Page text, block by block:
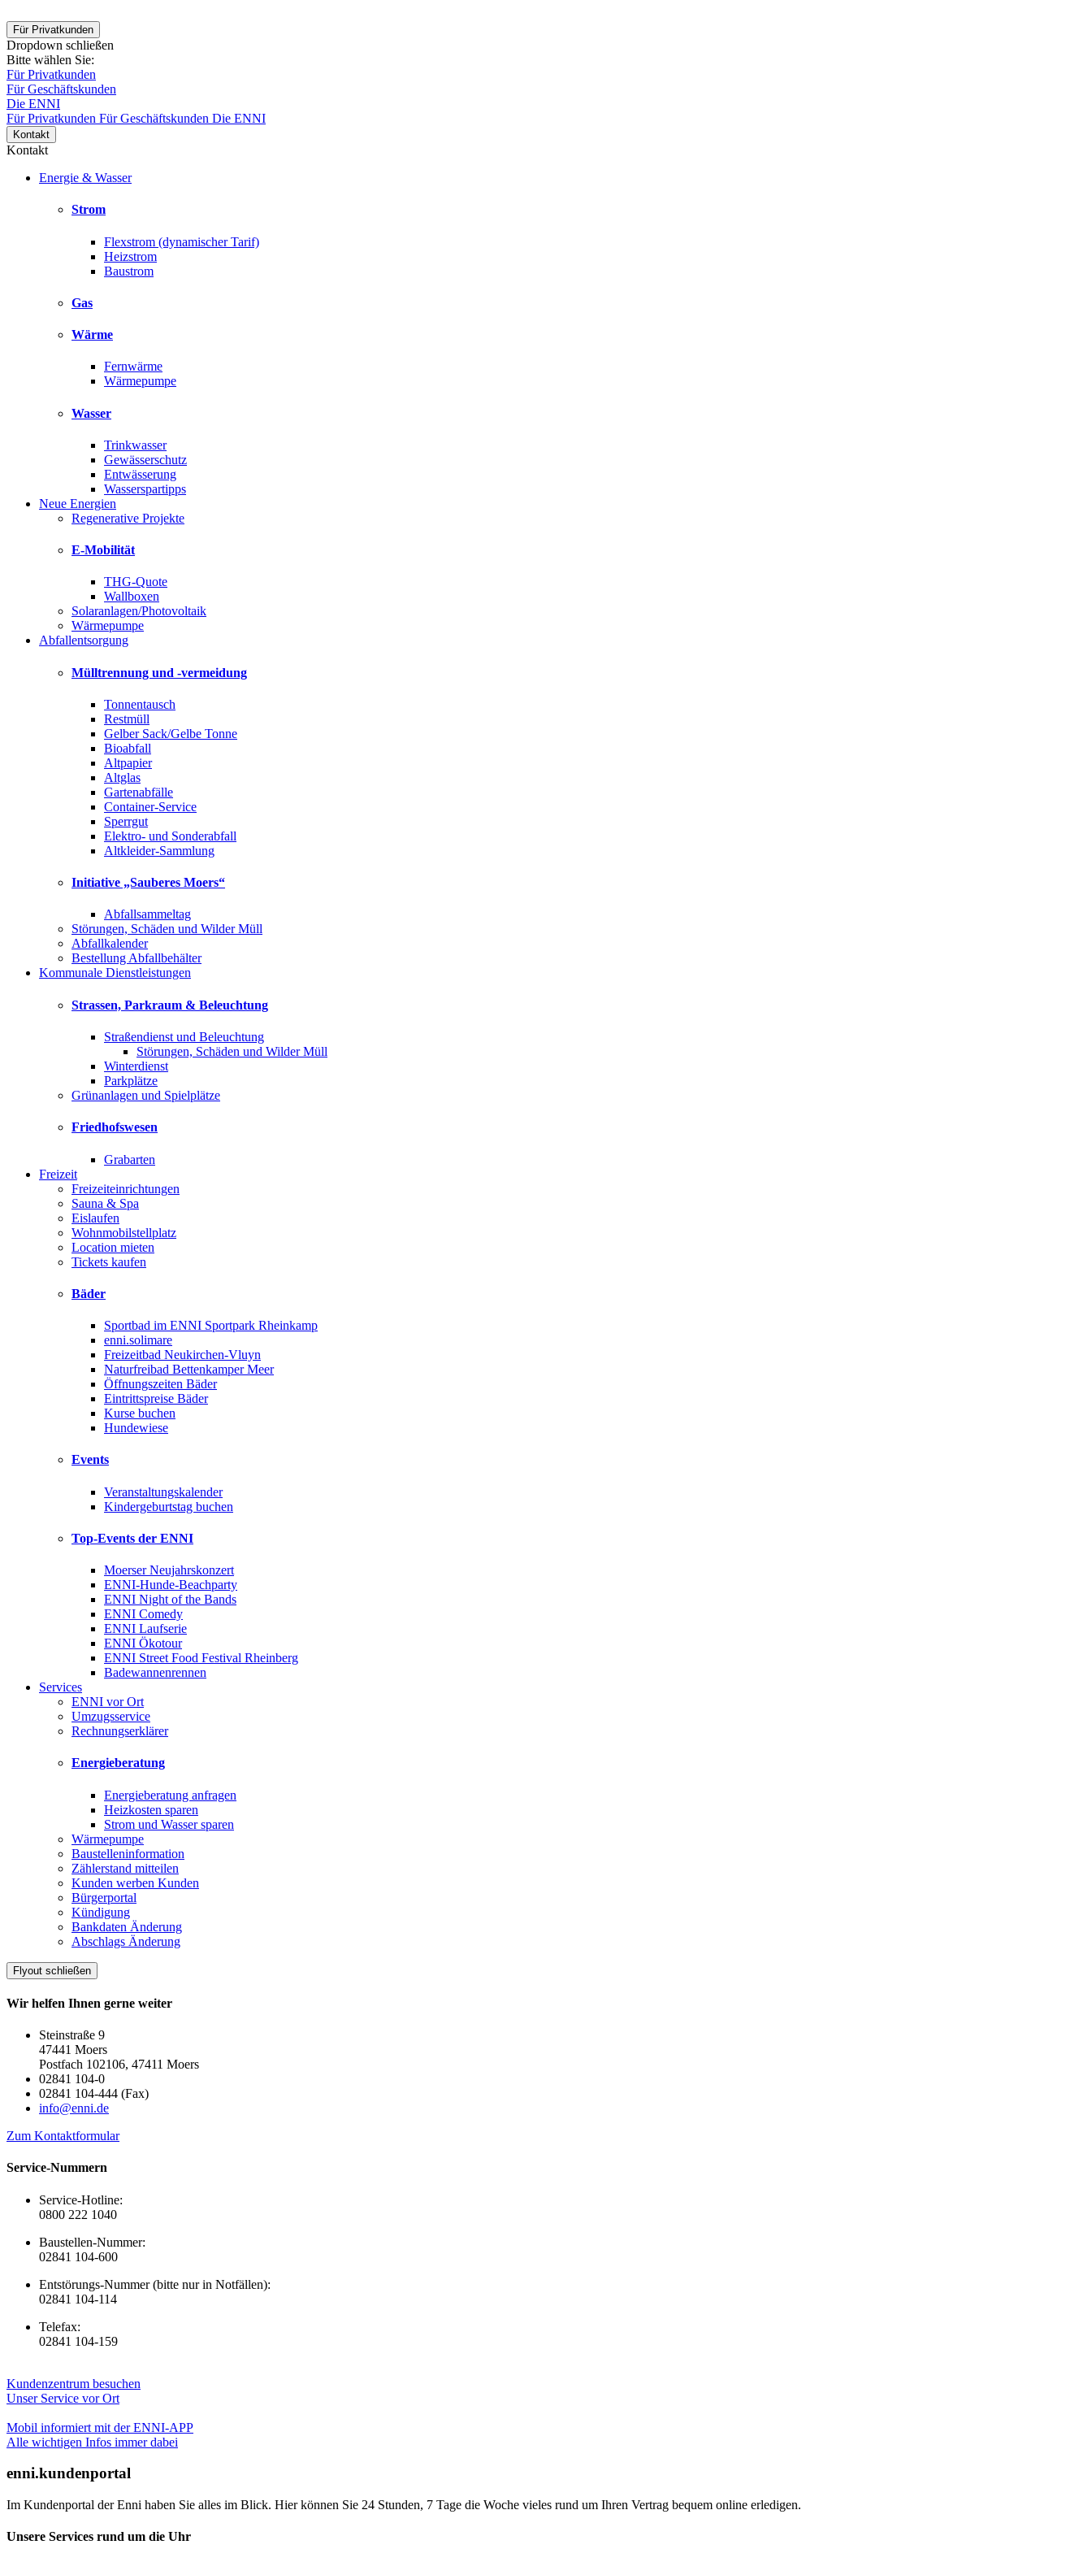
Für Privatkunden
Dropdown schließen
Bitte wählen Sie:
Für Privatkunden
Für Geschäftskunden
Die ENNI
Für Privatkunden Für Geschäftskunden Die ENNI
Kontakt
Kontakt
Energie & Wasser
Strom
Flexstrom (dynamischer Tarif)
Heizstrom
Baustrom
Gas
Wärme
Fernwärme
Wärmepumpe
Wasser
Trinkwasser
Gewässerschutz
Entwässerung
Wasserspartipps
Neue Energien
Regenerative Projekte
E-Mobilität
THG-Quote
Wallboxen
Solaranlagen/Photovoltaik
Wärmepumpe
Abfallentsorgung
Mülltrennung und -vermeidung
Tonnentausch
Restmüll
Gelber Sack/Gelbe Tonne
Bioabfall
Altpapier
Altglas
Gartenabfälle
Container-Service
Sperrgut
Elektro- und Sonderabfall
Altkleider-Sammlung
Initiative „Sauberes Moers“
Abfallsammeltag
Störungen, Schäden und Wilder Müll
Abfallkalender
Bestellung Abfallbehälter
Kommunale Dienstleistungen
Strassen, Parkraum & Beleuchtung
Straßendienst und Beleuchtung
Störungen, Schäden und Wilder Müll
Winterdienst
Parkplätze
Grünanlagen und Spielplätze
Friedhofswesen
Grabarten
Freizeit
Freizeiteinrichtungen
Sauna & Spa
Eislaufen
Wohnmobilstellplatz
Location mieten
Tickets kaufen
Bäder
Sportbad im ENNI Sportpark Rheinkamp
enni.solimare
Freizeitbad Neukirchen-Vluyn
Naturfreibad Bettenkamper Meer
Öffnungszeiten Bäder
Eintrittspreise Bäder
Kurse buchen
Hundewiese
Events
Veranstaltungskalender
Kindergeburtstag buchen
Top-Events der ENNI
Moerser Neujahrskonzert
ENNI-Hunde-Beachparty
ENNI Night of the Bands
ENNI Comedy
ENNI Laufserie
ENNI Ökotour
ENNI Street Food Festival Rheinberg
Badewannenrennen
Services
ENNI vor Ort
Umzugsservice
Rechnungserklärer
Energieberatung
Energieberatung anfragen
Heizkosten sparen
Strom und Wasser sparen
Wärmepumpe
Baustelleninformation
Zählerstand mitteilen
Kunden werben Kunden
Bürgerportal
Kündigung
Bankdaten Änderung
Abschlags Änderung
Flyout schließen
Wir helfen Ihnen gerne weiter
Steinstraße 9
47441 Moers
Postfach 102106, 47411 Moers
02841 104-0
02841 104-444 (Fax)
info@enni.de
Zum Kontaktformular
Service-Nummern
Service-Hotline:
0800 222 1040
Baustellen-Nummer:
02841 104-600
Entstörungs-Nummer (bitte nur in Notfällen):
02841 104-114
Telefax:
02841 104-159
Kundenzentrum besuchen
Unser Service vor Ort
Mobil informiert mit der ENNI-APP
Alle wichtigen Infos immer dabei
enni.kundenportal
Im Kundenportal der Enni haben Sie alles im Blick. Hier können Sie 24 Stunden, 7 Tage die Woche vieles rund um Ihren Vertrag bequem online erledigen.
Unsere Services rund um die Uhr